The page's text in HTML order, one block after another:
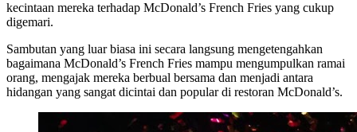
kecintaan mereka terhadap McDonald’s French Fries yang cukup
digemari.
Sambutan yang luar biasa ini secara langsung mengetengahkan
bagaimana McDonald’s French Fries mampu mengumpulkan ramai
orang, mengajak mereka berbual bersama dan menjadi antara
hidangan yang sangat dicintai dan popular di restoran McDonald’s.